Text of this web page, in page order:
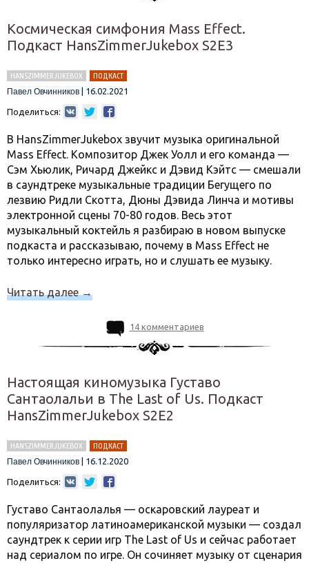
Космическая симфония Mass Effect.
Подкаст HansZimmerJukebox S2E3
HANSZIMMERJUKEBOX
ПОДКАСТ
Павел Овчинников
16.02.2021
Поделиться:
В HansZimmerJukebox звучит музыка оригинальной
Mass Effect. Композитор Джек Уолл и его команда —
Сэм Хьюлик, Ричард Джейкс и Дэвид Кэйтс — смешали
в саундтреке музыкальные традиции Бегущего по
лезвию Ридли Скотта, Дюны Дэвида Линча и мотивы
электронной сцены 70-80 годов. Весь этот
музыкальный коктейль я разбираю в новом выпуске
подкаста и рассказываю, почему в Mass Effect не
только интересно играть, но и слушать ее музыку.
Читать далее→
14 комментариев
Настоящая киномузыка Густаво
Сантаолальи в The Last of Us. Подкаст
HansZimmerJukebox S2E2
HANSZIMMERJUKEBOX
ПОДКАСТ
Павел Овчинников
16.12.2020
Поделиться:
Густаво Сантаолалья — оскаровский лауреат и
популяризатор латиноамериканской музыки — создал
саундтрек к серии игр The Last of Us и сейчас работает
над сериалом по игре. Он сочиняет музыку от сценария